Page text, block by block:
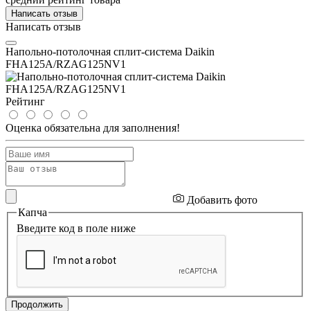
Написать отзыв
Написать отзыв
Напольно-потолочная сплит-система Daikin
FHA125A/RZAG125NV1
Рейтинг
Оценка обязательна для заполнения!
Добавить фото
Капча
Введите код в поле ниже
Продолжить